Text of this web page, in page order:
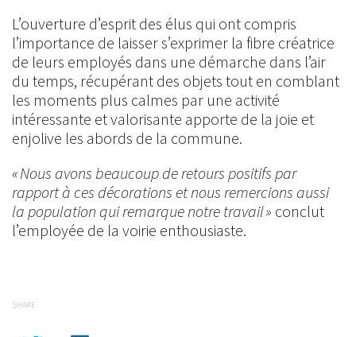
L’ouverture d’esprit des élus qui ont compris
l’importance de laisser s’exprimer la fibre créatrice
de leurs employés dans une démarche dans l’air
du temps, récupérant des objets tout en comblant
les moments plus calmes par une activité
intéressante et valorisante apporte de la joie et
enjolive les abords de la commune.
« Nous avons beaucoup de retours positifs par
rapport à ces décorations et nous remercions aussi
la population qui remarque notre travail » conclut
l’employée de la voirie enthousiaste.
SHARE